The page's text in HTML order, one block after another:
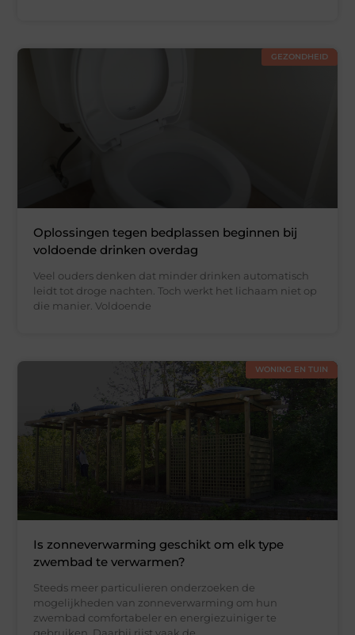
GEZONDHEID
Oplossingen tegen bedplassen beginnen bij
voldoende drinken overdag
Veel ouders denken dat minder drinken automatisch
leidt tot droge nachten. Toch werkt het lichaam niet op
die manier. Voldoende
WONING EN TUIN
Is zonneverwarming geschikt om elk type
zwembad te verwarmen?
Steeds meer particulieren onderzoeken de
mogelijkheden van zonneverwarming om hun
zwembad comfortabeler en energiezuiniger te